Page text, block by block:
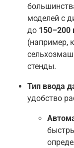
моделей с
до 150–200
(например,
стенды.
Тип ввода
удобство